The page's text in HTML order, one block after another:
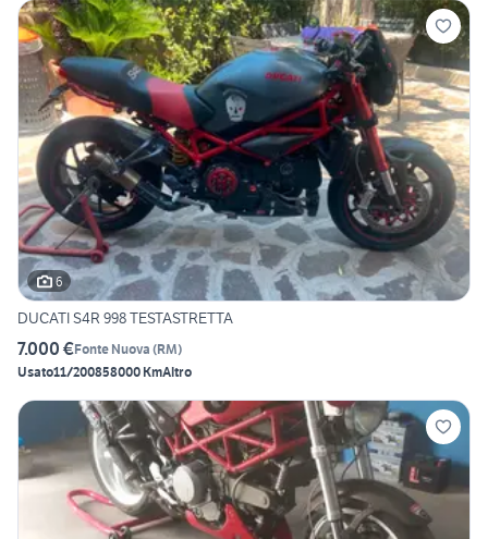
6
DUCATI S4R 998 TESTASTRETTA
7.000 €Fonte Nuova (RM)
Usato11/200858000 KmAltro